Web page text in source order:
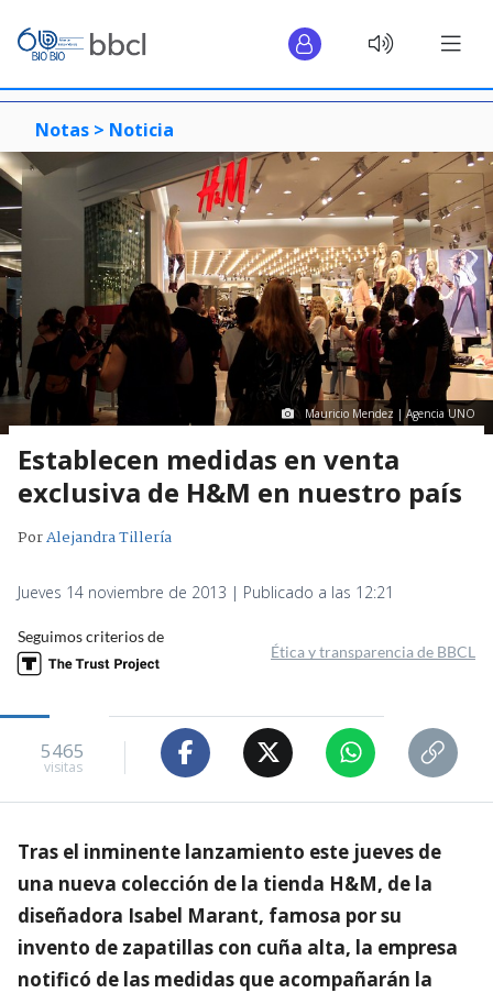
Notas > Noticia
Mauricio Mendez | Agencia UNO
Establecen medidas en venta
exclusiva de H&M en nuestro país
PorAlejandra Tillería
Jueves 14 noviembre de 2013 | Publicado a las 12:21
Seguimos criterios de
Ética y transparencia de BBCL
5465
visitas
Tras el inminente lanzamiento este jueves de
una nueva colección de la tienda H&M, de la
diseñadora Isabel Marant, famosa por su
invento de zapatillas con cuña alta, la empresa
notificó de las medidas que acompañarán la